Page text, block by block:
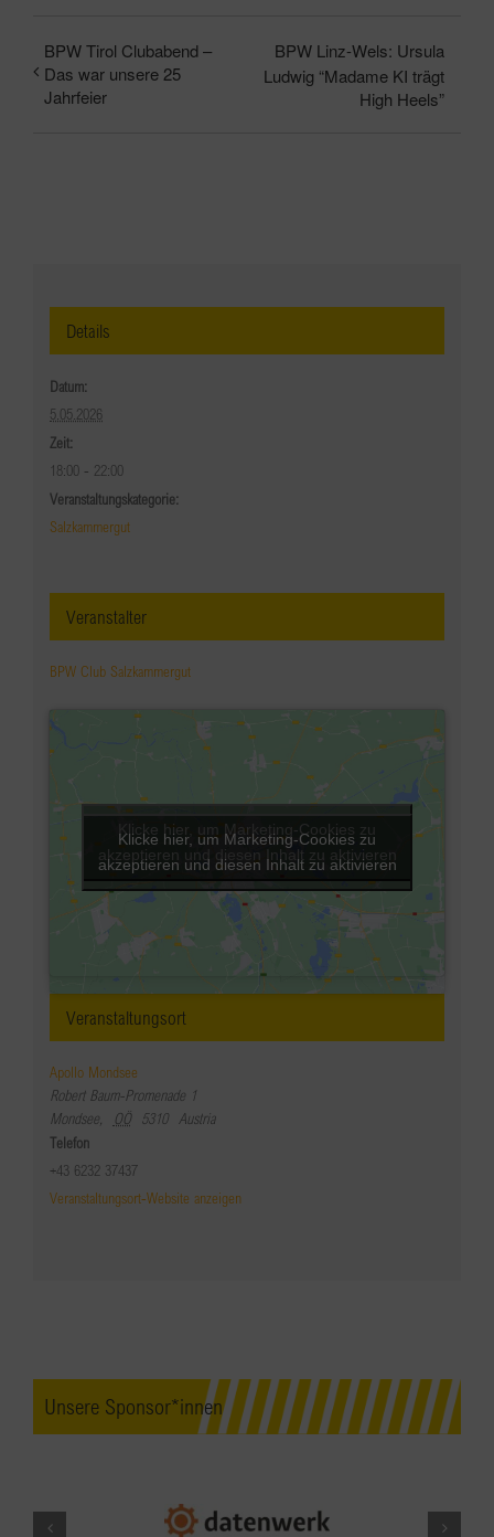
BPW Tirol Clubabend –
Das war unsere 25
Jahrfeier
BPW Linz-Wels: Ursula
Ludwig “Madame KI trägt
High Heels”
Details
Datum:
5.05.2026
Zeit:
18:00 - 22:00
Veranstaltungskategorie:
Salzkammergut
Veranstalter
BPW Club Salzkammergut
Veranstaltungsort
Apollo Mondsee
Robert Baum-Promenade 1
Mondsee, OÖ 5310 Austria
Telefon
+43 6232 37437
Veranstaltungsort-Website anzeigen
Klicke hier, um Marketing-Cookies zu
akzeptieren und diesen Inhalt zu aktivieren
Klicke hier, um Marketing-Cookies zu
akzeptieren und diesen Inhalt zu aktivieren
Unsere Sponsor*innen